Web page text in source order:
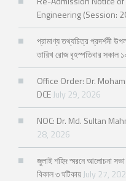
Engineering (Session:
প্রামাণ্য তথ্যচিত্র প্রদর্শনী
তারিখ রোজ বৃহস্পতিবার সকাল
Office Order: Dr.
DCE July 29, 2026
NOC: Dr. Md. Sultan
28, 2026
জুলাই শহিদ স্মরনে আলোচনা
বিকাল ৩ ঘটিকায় July 27,